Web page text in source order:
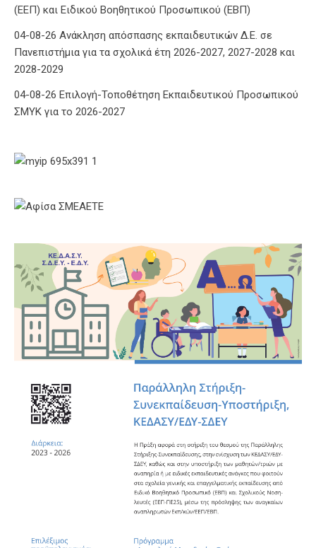
(ΕΕΠ) και Ειδικού Βοηθητικού Προσωπικού (ΕΒΠ)
04-08-26 Ανάκληση απόσπασης εκπαιδευτικών Δ.Ε. σε
Πανεπιστήμια για τα σχολικά έτη 2026-2027, 2027-2028 και
2028-2029
04-08-26 Επιλογή-Τοποθέτηση Εκπαιδευτικού Προσωπικού
ΣΜΥΚ για το 2026-2027